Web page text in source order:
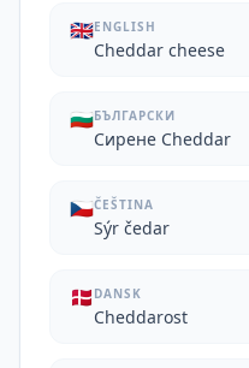
🇬🇧ENGLISH
Cheddar cheese
🇧🇬БЪЛГАРСКИ
Сирене Cheddar
🇨🇿ČEŠTINA
Sýr čedar
🇩🇰 DANSK
Cheddarost